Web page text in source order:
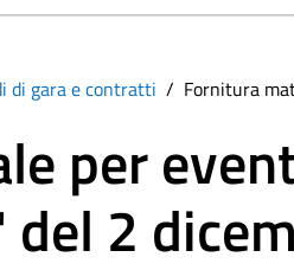
di gara e contratti Fornitura
per
2